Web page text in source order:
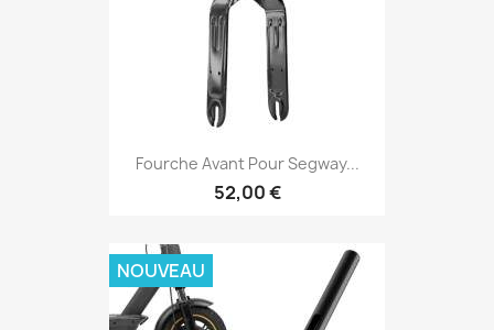
Fourche Avant Pour Segway...
52,00 €
NOUVEAU